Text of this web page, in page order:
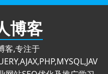
博客
客,专注于